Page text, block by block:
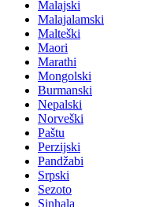
Malajski
Malajalamski
Malteški
Maori
Marathi
Mongolski
Burmanski
Nepalski
Norveški
Paštu
Perzijski
Pandžabi
Srpski
Sezoto
Sinhala